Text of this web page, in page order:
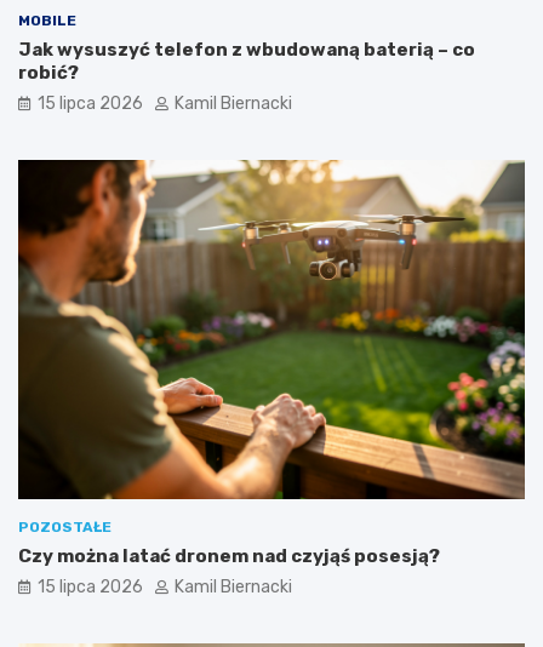
MOBILE
Jak wysuszyć telefon z wbudowaną baterią – co
robić?
15 lipca 2026 Kamil Biernacki
POZOSTAŁE
Czy można latać dronem nad czyjąś posesją?
15 lipca 2026 Kamil Biernacki